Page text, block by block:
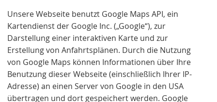
Unsere Webseite benutzt Google Maps API, ein
Kartendienst der Google Inc. („Google“), zur
Darstellung einer interaktiven Karte und zur
Erstellung von Anfahrtsplänen. Durch die Nutzung
von Google Maps können Informationen über Ihre
Benutzung dieser Webseite (einschließlich Ihrer IP-
Adresse) an einen Server von Google in den USA
übertragen und dort gespeichert werden. Google